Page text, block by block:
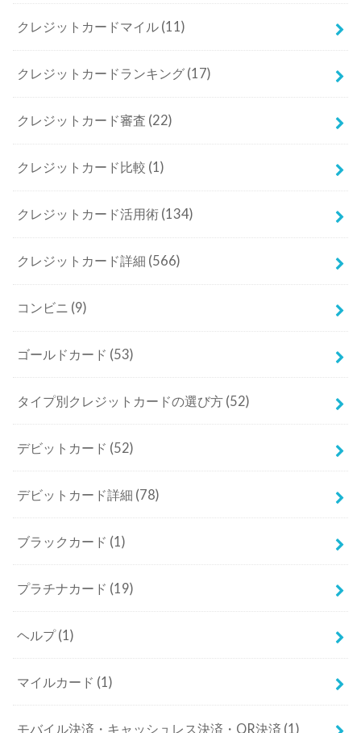
クレジットカードマイル (11)
クレジットカードランキング (17)
クレジットカード審査 (22)
クレジットカード比較 (1)
クレジットカード活用術 (134)
クレジットカード詳細 (566)
コンビニ (9)
ゴールドカード (53)
タイプ別クレジットカードの選び方 (52)
デビットカード (52)
デビットカード詳細 (78)
ブラックカード (1)
プラチナカード (19)
ヘルプ(1)
マイルカード (1)
モバイル決済・キャッシュレス決済・QR決済 (1)